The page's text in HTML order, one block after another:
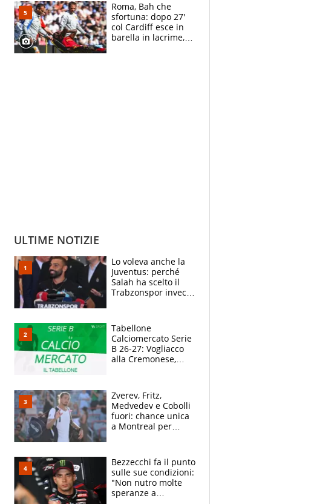
Roma, Bah che
sfortuna: dopo 27'
col Cardiff esce in
barella in lacrime,
ULTIME NOTIZIE
Lo voleva anche la
Juventus: perché
Salah ha scelto il
Trabzonspor invece
Tabellone
Calciomercato Serie
B 26-27: Vogliacco
alla Cremonese,
Zverev, Fritz,
Medvedev e Cobolli
fuori: chance unica
a Montreal per
attacca le palline
Bezzecchi fa il punto
sulle sue condizioni:
"Non nutro molte
speranze a